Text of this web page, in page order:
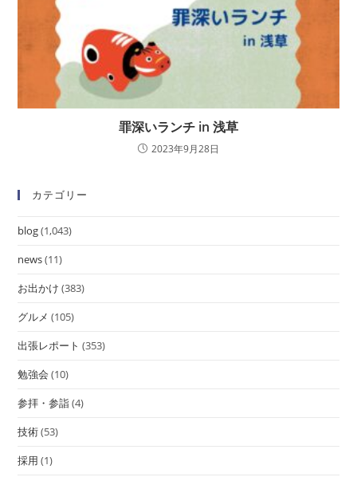
罪深いランチ in 浅草
2023年9月28日
カテゴリー
blog(1,043)
news(11)
お出かけ (383)
グルメ (105)
出張レポート (353)
勉強会 (10)
参拝・参詣(4)
技術(53)
採用 (1)